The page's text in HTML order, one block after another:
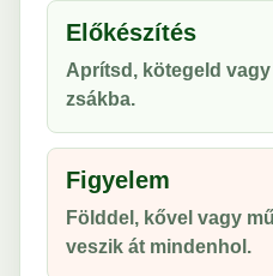
Előkészítés
Aprítsd, kötegeld
zsákba.
Figyelem
Földdel, kővel vagy
veszik át mindenhol.